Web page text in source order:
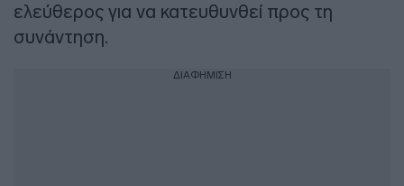
ελεύθερος για να κατευθυνθεί προς τη
συνάντηση.
ΔΙΑΦΗΜΙΣΗ